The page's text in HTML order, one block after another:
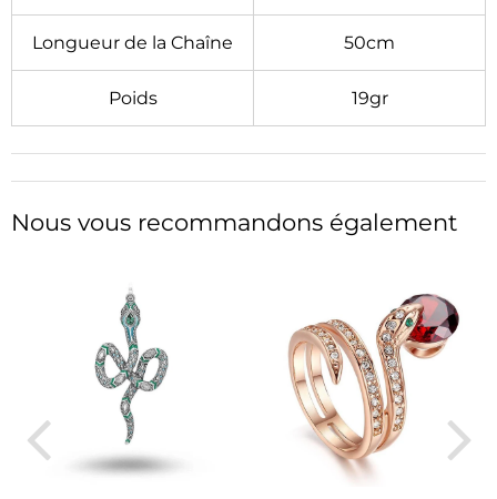
Longueur de la Chaîne 50cm
Poids 19gr
Nous vous recommandons également